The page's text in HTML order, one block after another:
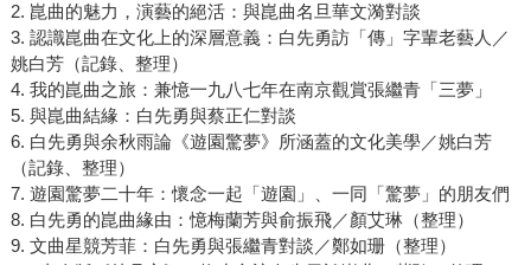
2. 崑曲的魅力，演藝的絕活：與崑曲名旦華文漪對談
3. 認識崑曲在文化上的深層意義：白先勇訪「傳」字輩老藝人／
姚白芳（記錄、整理）
4. 我的崑曲之旅：兼憶一九八七年在南京觀賞張繼青「三夢」
5. 與崑曲結緣：白先勇與蔡正仁對談
6. 白先勇與余秋雨論《遊園驚夢》所涵蓋的文化美學／姚白芳
（記錄、整理）
7. 遊園驚夢二十年：懷念一起「遊園」、一同「驚夢」的朋友們
8. 白先勇的崑曲緣由：憶梅蘭芳與俞振飛／顏艾琳（整理）
9. 文曲星競芳菲：白先勇與張繼青對談／鄭如珊（整理）